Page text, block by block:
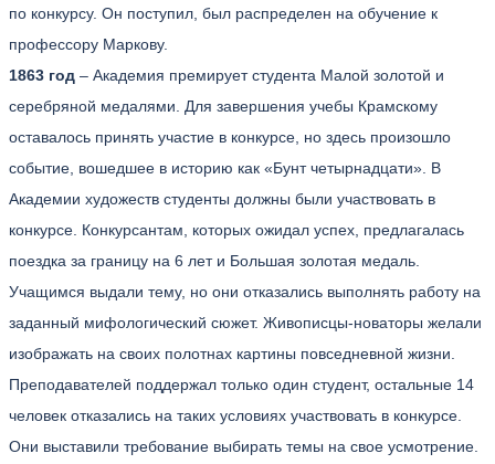
по конкурсу. Он поступил, был распределен на обучение к
профессору Маркову.
1863 год – Академия премирует студента Малой золотой и
серебряной медалями. Для завершения учебы Крамскому
оставалось принять участие в конкурсе, но здесь произошло
событие, вошедшее в историю как «Бунт четырнадцати». В
Академии художеств студенты должны были участвовать в
конкурсе. Конкурсантам, которых ожидал успех, предлагалась
поездка за границу на 6 лет и Большая золотая медаль.
Учащимся выдали тему, но они отказались выполнять работу на
заданный мифологический сюжет. Живописцы-новаторы желали
изображать на своих полотнах картины повседневной жизни.
Преподавателей поддержал только один студент, остальные 14
человек отказались на таких условиях участвовать в конкурсе.
Они выставили требование выбирать темы на свое усмотрение.